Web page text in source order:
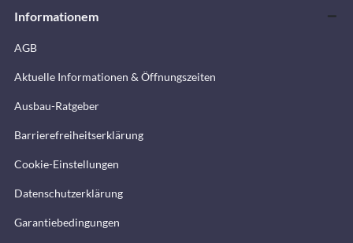
Informationem
AGB
Aktuelle Informationen & Öffnungszeiten
Ausbau-Ratgeber
Barrierefreiheitserklärung
Cookie-Einstellungen
Datenschutzerklärung
Garantiebedingungen